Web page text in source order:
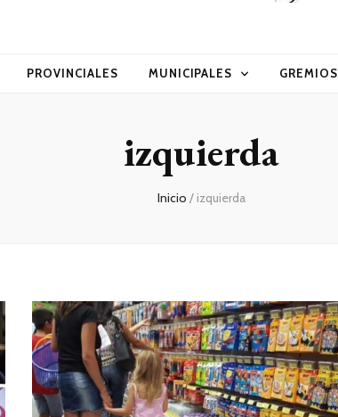
política
PROVINCIALES MUNICIPALES GREMIOS
izquierda
Inicio / izquierda